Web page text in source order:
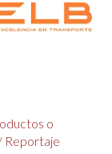
o
Reportaje